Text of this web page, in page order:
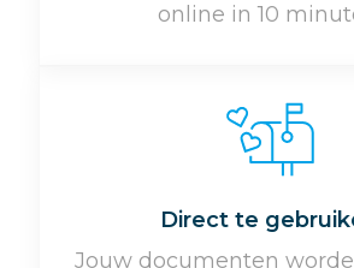
online in 10
Direct te
Jouw documenten